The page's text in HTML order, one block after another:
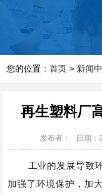
您的位置：首页 > 新闻
再生塑料厂
发布者： 日期：
工业的发展导致环
加强了环境保护，加